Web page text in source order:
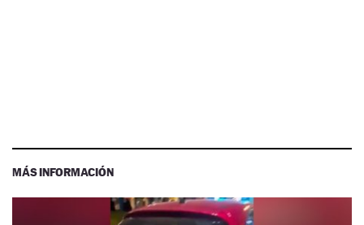
MÁS INFORMACIÓN